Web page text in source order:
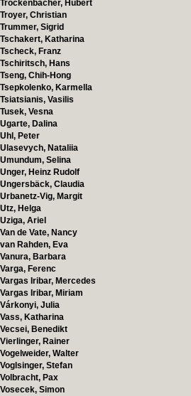
Trockenbacher, Hubert
Troyer, Christian
Trummer, Sigrid
Tschakert, Katharina
Tscheck, Franz
Tschiritsch, Hans
Tseng, Chih-Hong
Tsepkolenko, Karmella
Tsiatsianis, Vasilis
Tusek, Vesna
Ugarte, Dalina
Uhl, Peter
Ulasevych, Nataliia
Umundum, Selina
Unger, Heinz Rudolf
Ungersbäck, Claudia
Urbanetz-Vig, Margit
Utz, Helga
Uziga, Ariel
Van de Vate, Nancy
van Rahden, Eva
Vanura, Barbara
Varga, Ferenc
Vargas Iribar, Mercedes
Vargas Iribar, Miriam
Várkonyi, Julia
Vass, Katharina
Vecsei, Benedikt
Vierlinger, Rainer
Vogelweider, Walter
Voglsinger, Stefan
Volbracht, Pax
Vosecek, Simon